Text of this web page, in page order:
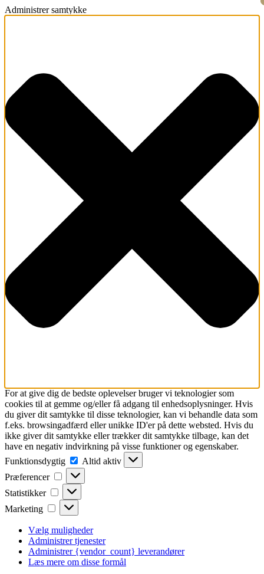
Administrer samtykke
For at give dig de bedste oplevelser bruger vi teknologier som
cookies til at gemme og/eller få adgang til enhedsoplysninger. Hvis
du giver dit samtykke til disse teknologier, kan vi behandle data som
f.eks. browsingadfærd eller unikke ID'er på dette websted. Hvis du
ikke giver dit samtykke eller trækker dit samtykke tilbage, kan det
have en negativ indvirkning på visse funktioner og egenskaber.
Funktionsdygtig
Funktionsdygtig
Altid aktiv
Præferencer
Præferencer
Statistikker Statistikker
Marketing Marketing
Vælg muligheder
Administrer tjenester
Administrer {vendor_count} leverandører
Læs mere om disse formål